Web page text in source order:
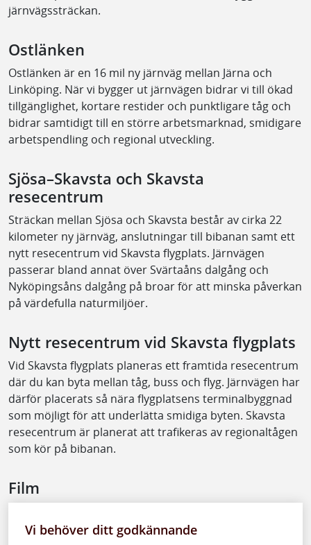
järnvägssträckan.
Ostlänken
Ostlänken är en 16 mil ny järnväg mellan Järna och
Linköping. När vi bygger ut järnvägen bidrar vi till ökad
tillgänglighet, kortare restider och punktligare tåg och
bidrar samtidigt till en större arbetsmarknad, smidigare
arbetspendling och regional utveckling.
Sjösa–Skavsta och Skavsta
resecentrum
Sträckan mellan Sjösa och Skavsta består av cirka 22
kilometer ny järnväg, anslutningar till bibanan samt ett
nytt resecentrum vid Skavsta flygplats. Järnvägen
passerar bland annat över Svärtaåns dalgång och
Nyköpingsåns dalgång på broar för att minska påverkan
på värdefulla naturmiljöer.
Nytt resecentrum vid Skavsta flygplats
Vid Skavsta flygplats planeras ett framtida resecentrum
där du kan byta mellan tåg, buss och flyg. Järnvägen har
därför placerats så nära flygplatsens terminalbyggnad
som möjligt för att underlätta smidiga byten. Skavsta
resecentrum är planerat att trafikeras av regionaltågen
som kör på bibanan.
Film
Vi behöver ditt godkännande